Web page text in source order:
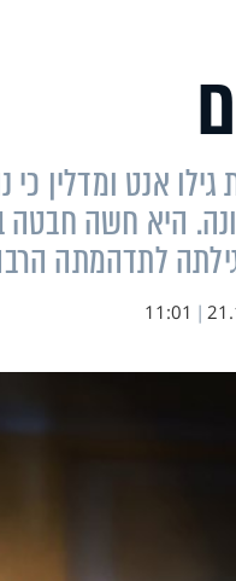
אנט ומדלין
היא חשה חבטה
לתדהמתה
|
11:01